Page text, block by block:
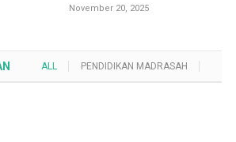
November 20, 2025
ALL PENDIDIKAN MADRASAH